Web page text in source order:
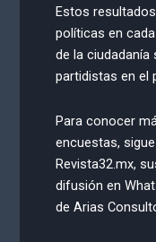
Estos
políticas en
de la
partidistas en el
Para conocer
encuestas,
Revista32.mx,
difusión en
de Arias